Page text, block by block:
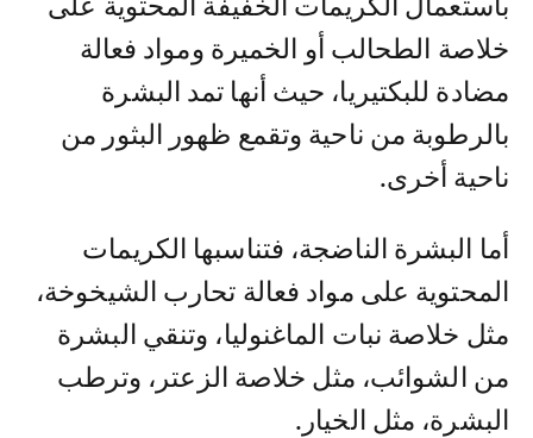
باستعمال الكريمات الخفيفة المحتوية على
خلاصة الطحالب أو الخميرة ومواد فعالة
مضادة للبكتيريا، حيث أنها تمد البشرة
بالرطوبة من ناحية وتقمع ظهور البثور من
ناحية أخرى.
أما البشرة الناضجة، فتناسبها الكريمات
المحتوية على مواد فعالة تحارب الشيخوخة،
مثل خلاصة نبات الماغنوليا، وتنقي البشرة
من الشوائب، مثل خلاصة الزعتر، وترطب
البشرة، مثل الخيار.